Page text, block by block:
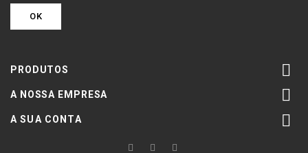
PRODUTOS 
A NOSSA EMPRESA 
A SUA CONTA 